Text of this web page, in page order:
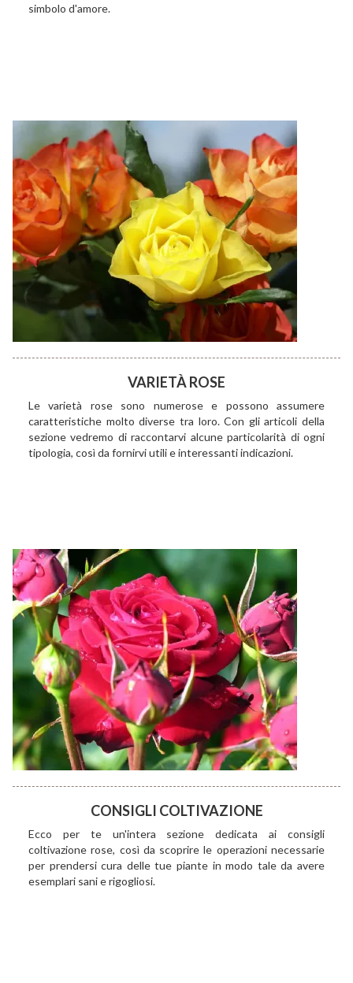
simbolo d'amore.
VARIETÀ ROSE
Le varietà rose sono numerose e possono assumere
caratteristiche molto diverse tra loro. Con gli articoli della
sezione vedremo di raccontarvi alcune particolarità di ogni
tipologia, così da fornirvi utili e interessanti indicazioni.
CONSIGLI COLTIVAZIONE
Ecco per te un'intera sezione dedicata ai consigli
coltivazione rose, così da scoprire le operazioni necessarie
per prendersi cura delle tue piante in modo tale da avere
esemplari sani e rigogliosi.